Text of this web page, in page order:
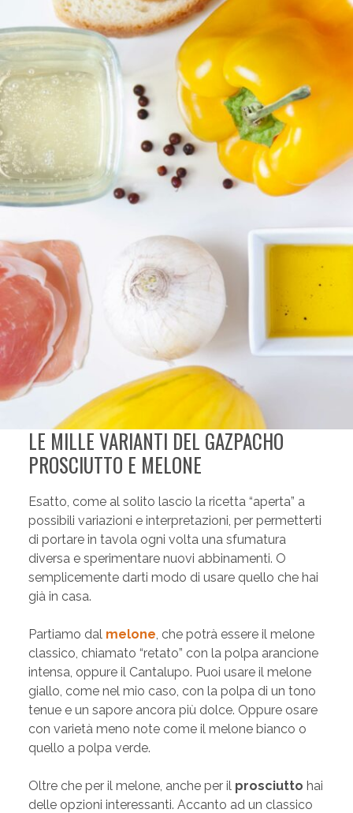
LE MILLE VARIANTI DEL GAZPACHO
PROSCIUTTO E MELONE
Esatto, come al solito lascio la ricetta “aperta” a
possibili variazioni e interpretazioni, per permetterti
di portare in tavola ogni volta una sfumatura
diversa e sperimentare nuovi abbinamenti. O
semplicemente darti modo di usare quello che hai
già in casa.
Partiamo dal melone, che potrà essere il melone
classico, chiamato “retato” con la polpa arancione
intensa, oppure il Cantalupo. Puoi usare il melone
giallo, come nel mio caso, con la polpa di un tono
tenue e un sapore ancora più dolce. Oppure osare
con varietà meno note come il melone bianco o
quello a polpa verde.
Oltre che per il melone, anche per il prosciutto hai
delle opzioni interessanti. Accanto ad un classico